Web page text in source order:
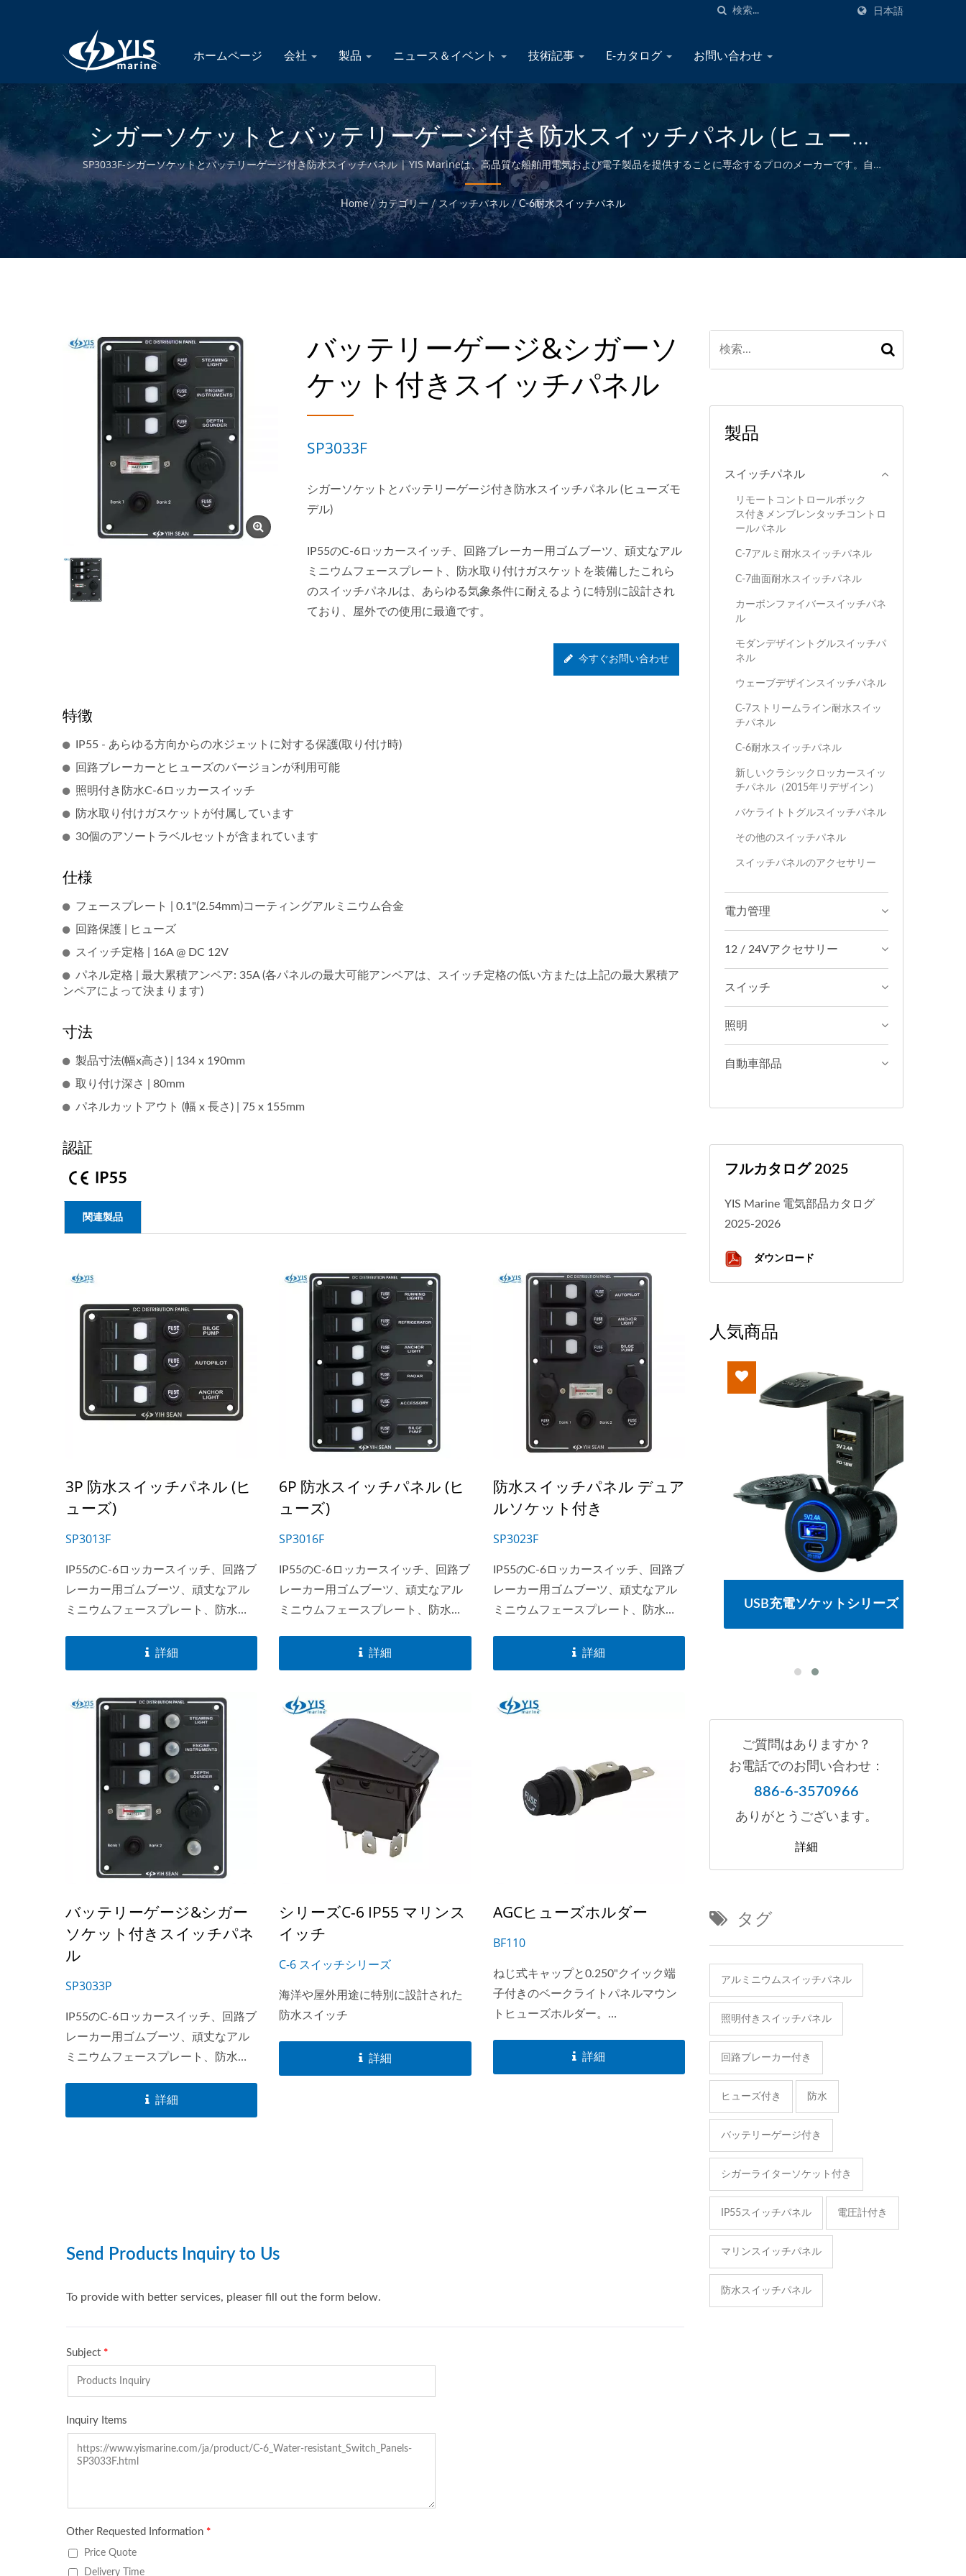
日本語
ホームページ 会社 製品 ニュース＆イベント 技術記事 E-カタログ お問い合わせ
シガーソケットとバッテリーゲージ付き防水スイッチパネル (ヒューズ
モデル) | マリンヒューズブロック - マリン電気製品メーカー | YIS
Marine
SP3033F-シガーソケットとバッテリーゲージ付き防水スイッチパネル | YIS Marineは、高品質な船舶用電気および電子製品を提供することに専念するプロのメーカーです。自社
設計・製造および台湾本社での品質管理により、競争力のある価格で高品質な船舶用製品を提供することができます。
Home / カテゴリー / スイッチパネル / C-6耐水スイッチパネル
バッテリーゲージ&シガーソ
ケット付きスイッチパネル
SP3033F
シガーソケットとバッテリーゲージ付き防水スイッチパネル (ヒューズモ
デル)
IP55のC-6ロッカースイッチ、回路ブレーカー用ゴムブーツ、頑丈なアル
ミニウムフェースプレート、防水取り付けガスケットを装備したこれら
のスイッチパネルは、あらゆる気象条件に耐えるように特別に設計され
ており、屋外での使用に最適です。
今すぐお問い合わせ
特徴
IP55 - あらゆる方向からの水ジェットに対する保護(取り付け時)
回路ブレーカーとヒューズのバージョンが利用可能
照明付き防水C-6ロッカースイッチ
防水取り付けガスケットが付属しています
30個のアソートラベルセットが含まれています
仕様
フェースプレート | 0.1"(2.54mm)コーティングアルミニウム合金
回路保護 | ヒューズ
スイッチ定格 | 16A @ DC 12V
パネル定格 | 最大累積アンペア: 35A (各パネルの最大可能アンペアは、スイッチ定格の低い方または上記の最大累積ア
ンペアによって決まります)
寸法
製品寸法(幅x高さ) | 134 x 190mm
取り付け深さ | 80mm
パネルカットアウト (幅 x 長さ) | 75 x 155mm
認証
関連製品
3P 防水スイッチパネル (ヒ
ューズ)
SP3013F
IP55のC-6ロッカースイッチ、回路ブ
レーカー用ゴムブーツ、頑丈なアル
ミニウムフェースプレート、防水取
のスイッチパネルは、あらゆる気象
条件に耐えるように特別に設計され
詳細
6P 防水スイッチパネル (ヒ
ューズ)
SP3016F
IP55のC-6ロッカースイッチ、回路ブ
レーカー用ゴムブーツ、頑丈なアル
ミニウムフェースプレート、防水取
のスイッチパネルは、あらゆる気象
条件に耐えるように特別に設計され
詳細
防水スイッチパネル デュア
ルソケット付き
SP3023F
IP55のC-6ロッカースイッチ、回路ブ
レーカー用ゴムブーツ、頑丈なアル
ミニウムフェースプレート、防水取
のスイッチパネルは、あらゆる気象
条件に耐えるように特別に設計され
詳細
バッテリーゲージ&シガー
ソケット付きスイッチパネ
ル
SP3033P
IP55のC-6ロッカースイッチ、回路ブ
レーカー用ゴムブーツ、頑丈なアル
ミニウムフェースプレート、防水取
のスイッチパネルは、あらゆる気象
条件に耐えるように特別に設計され
詳細
シリーズC-6 IP55 マリンス
イッチ
C-6 スイッチシリーズ
海洋や屋外用途に特別に設計された
防水スイッチ
詳細
AGCヒューズホルダー
BF110
ねじ式キャップと0.250"クイック端
子付きのベークライトパネルマウン
トヒューズホルダー。
6.3x30mm(JMC/JTG)ヒューズに適し
ています。
詳細
製品
スイッチパネル
リモートコントロールボック
ス付きメンブレンタッチコントロ
ールパネル
C-7アルミ耐水スイッチパネル
C-7曲面耐水スイッチパネル
カーボンファイバースイッチパネ
ル
モダンデザイントグルスイッチパ
ネル
ウェーブデザインスイッチパネル
C-7ストリームライン耐水スイッ
チパネル
C-6耐水スイッチパネル
新しいクラシックロッカースイッ
チパネル（2015年リデザイン）
バケライトトグルスイッチパネル
その他のスイッチパネル
スイッチパネルのアクセサリー
電力管理
12 / 24Vアクセサリー
スイッチ
照明
自動車部品
フルカタログ 2025
YIS Marine 電気部品カタログ
2025-2026
ダウンロード
人気商品
メインバッテリースイッチシ
USB充電ソケットシリーズ
メインバッテリースイッチシ
USB充電ソケットシリーズ
ご質問はありますか？
お電話でのお問い合わせ：
886-6-3570966
ありがとうございます。
詳細
タグ
アルミニウムスイッチパネル
照明付きスイッチパネル
回路ブレーカー付き
ヒューズ付き 防水
バッテリーゲージ付き
シガーライターソケット付き
IP55スイッチパネル 電圧計付き
マリンスイッチパネル
防水スイッチパネル